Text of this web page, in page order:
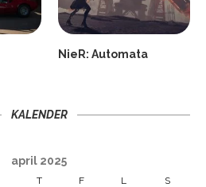
NieR: Automata
KALENDER
april 2025
T F L S